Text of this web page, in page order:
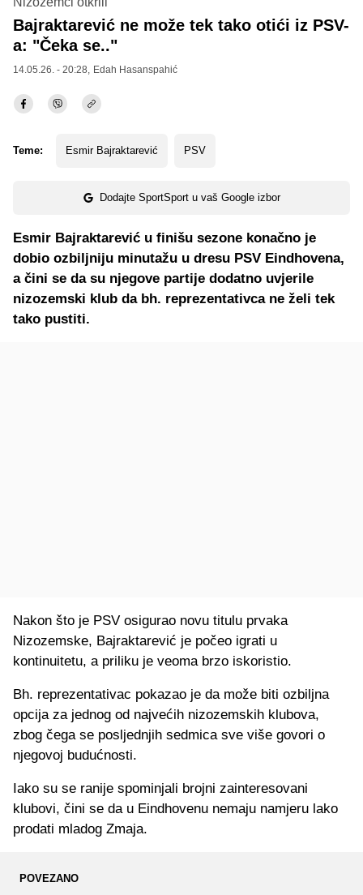
Bajraktarević ne može tek tako otići iz PSV-
a: "Čeka se.."
14.05.26. - 20:28, Edah Hasanspahić
Teme: Esmir Bajraktarević PSV
Dodajte SportSport u vaš Google izbor
Esmir Bajraktarević u finišu sezone konačno je
dobio ozbiljniju minutažu u dresu PSV Eindhovena,
a čini se da su njegove partije dodatno uvjerile
nizozemski klub da bh. reprezentativca ne želi tek
tako pustiti.
Nakon što je PSV osigurao novu titulu prvaka
Nizozemske, Bajraktarević je počeo igrati u
kontinuitetu, a priliku je veoma brzo iskoristio.
Bh. reprezentativac pokazao je da može biti ozbiljna
opcija za jednog od najvećih nizozemskih klubova,
zbog čega se posljednjih sedmica sve više govori o
njegovoj budućnosti.
Iako su se ranije spominjali brojni zainteresovani
klubovi, čini se da u Eindhovenu nemaju namjeru lako
prodati mladog Zmaja.
POVEZANO